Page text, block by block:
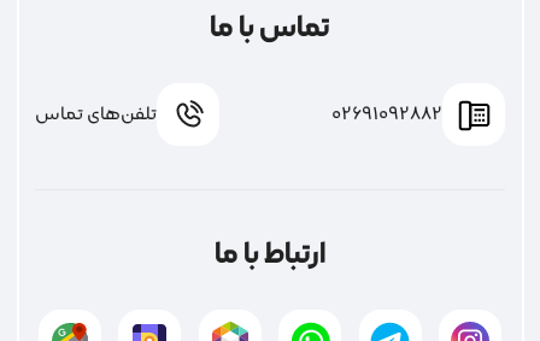
تماس با ما
02691092882 تلفن‌های تماس
ارتباط با ما